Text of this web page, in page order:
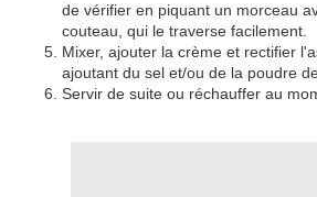
de vérifier en piquant un morceau
couteau, qui le traverse facilement.
Mixer, ajouter la crème et rectifier
ajoutant du sel et/ou de la poudre
Servir de suite ou réchauffer au